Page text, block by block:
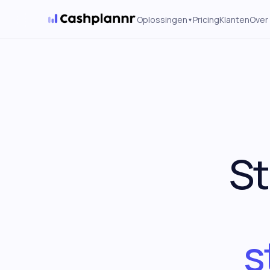
Oplossingen ▼
Brandstof, klant-DSO, seizoenen
PricingKlanten